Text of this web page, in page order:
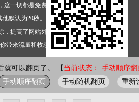
一切都是免费的。
默认为20秒。）
，提高了网站外链的质量。
带来流量和收录。 错误外链纠正
就可以翻页了。 【 当前状态： 手动顺序翻
手动顺序翻页 手动随机翻页 重新